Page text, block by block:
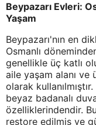
Beypazarı Evleri:
Yaşam
Beypazarı'nın en
Osmanlı
genellikle üç katlı
aile yaşam alanı ve
olarak
beyaz badanalı
özelliklerindendir.
restore edilmiş ve